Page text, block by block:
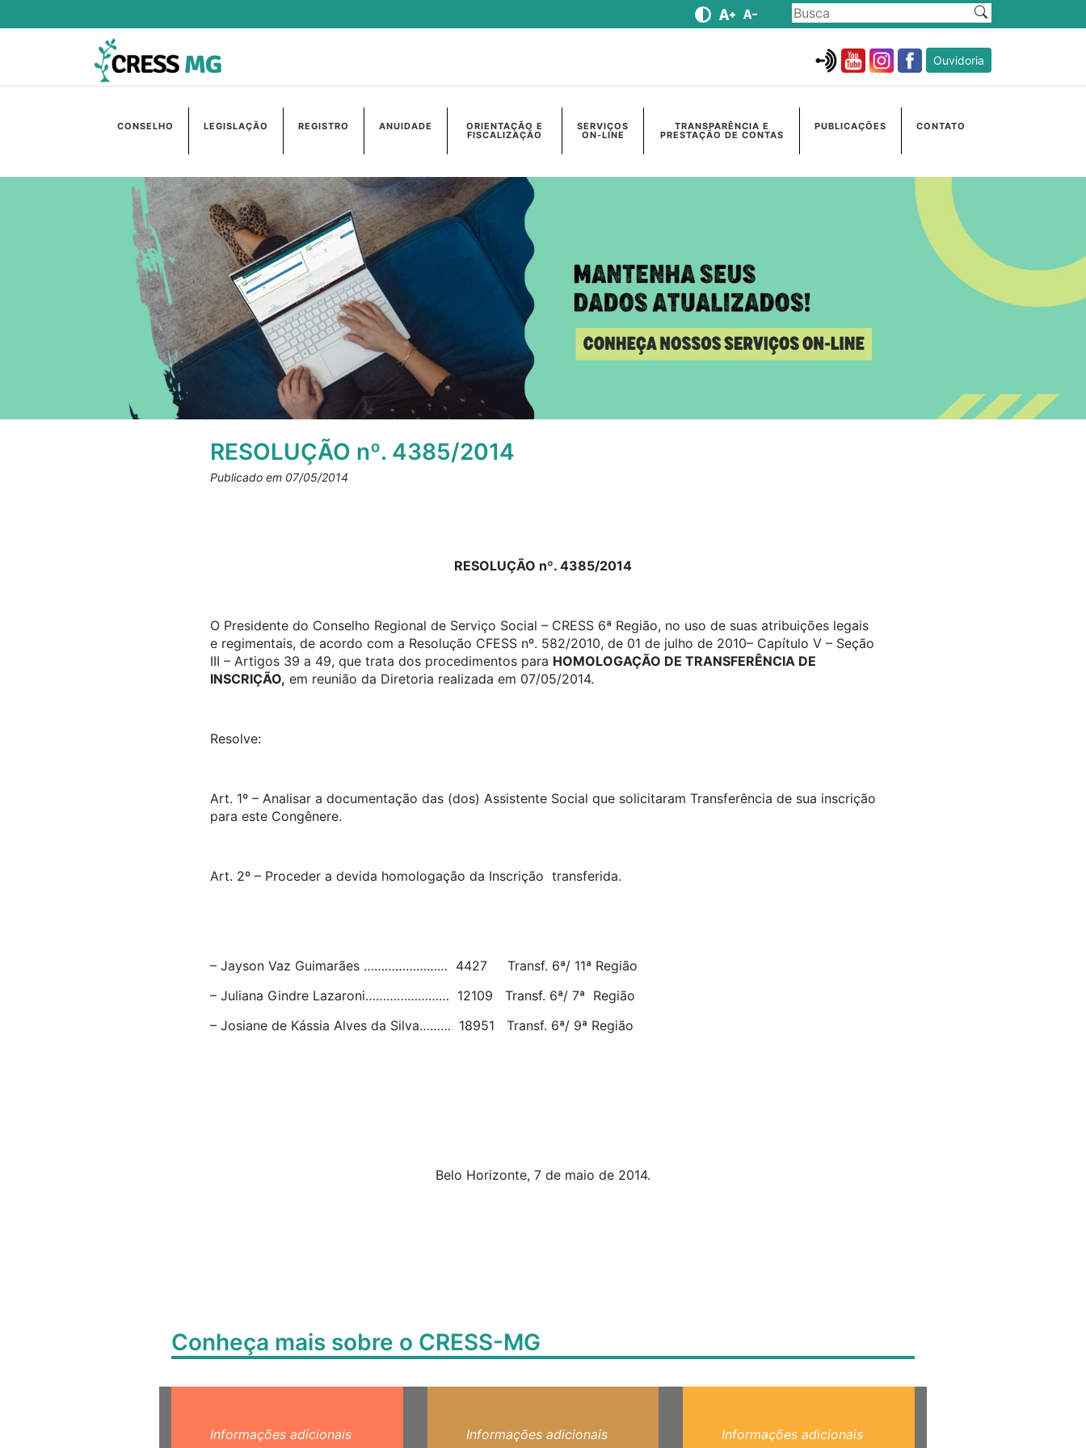
Ouvidoria
CONSELHO LEGISLAÇÃO REGISTRO ANUIDADE ORIENTAÇÃO E
FISCALIZAÇÃO
SERVIÇOS
ON-LINE
TRANSPARÊNCIA E
PRESTAÇÃO DE CONTAS
PUBLICAÇÕES CONTATO
RESOLUÇÃO nº. 4385/2014
Publicado em 07/05/2014
RESOLUÇÃO nº. 4385/2014
O Presidente do Conselho Regional de Serviço Social – CRESS 6ª Região, no uso de suas atribuições legais
e regimentais, de acordo com a Resolução CFESS nº. 582/2010, de 01 de julho de 2010– Capítulo V – Seção
III – Artigos 39 a 49, que trata dos procedimentos para HOMOLOGAÇÃO DE TRANSFERÊNCIA DE
INSCRIÇÃO, em reunião da Diretoria realizada em 07/05/2014.
Resolve:
Art. 1º – Analisar a documentação das (dos) Assistente Social que solicitaram Transferência de sua inscrição
para este Congênere.
Art. 2º – Proceder a devida homologação da Inscrição transferida.
– Jayson Vaz Guimarães …………………… 4427 Transf. 6ª/ 11ª Região
– Juliana Gindre Lazaroni…………………… 12109 Transf. 6ª/ 7ª Região
– Josiane de Kássia Alves da Silva……… 18951 Transf. 6ª/ 9ª Região
Belo Horizonte, 7 de maio de 2014.
Conheça mais sobre o CRESS-MG
Informações adicionais Informações adicionais Informações adicionais